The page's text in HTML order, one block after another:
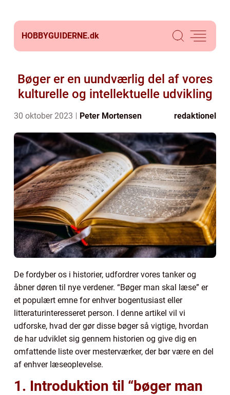
HOBBYGUIDERNE.dk
Bøger er en uundværlig del af vores
kulturelle og intellektuelle udvikling
30 oktober 2023 Peter Mortensen redaktionel
De fordyber os i historier, udfordrer vores tanker og
åbner døren til nye verdener. “Bøger man skal læse” er
et populært emne for enhver bogentusiast eller
litteraturinteresseret person. I denne artikel vil vi
udforske, hvad der gør disse bøger så vigtige, hvordan
de har udviklet sig gennem historien og give dig en
omfattende liste over mesterværker, der bør være en del
af enhver læseoplevelse.
1. Introduktion til “bøger man